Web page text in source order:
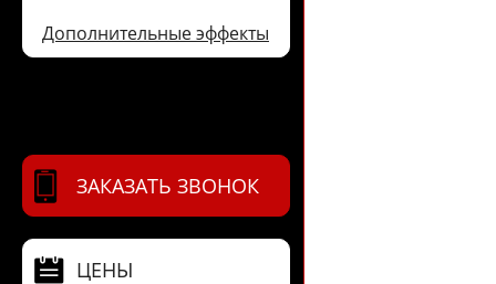
Дополнительные эффекты
ЗАКАЗАТЬ ЗВОНОК
ЦЕНЫ